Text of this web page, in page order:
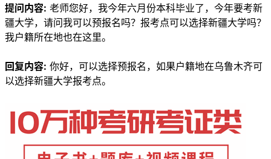
提问内容: 老师您好，我今年六月份本科毕业了，今年要考新
疆大学，请问我可以预报名吗？报考点可以选择新疆大学吗？
我户籍所在地也在这里。
回复内容: 你好，可以选择预报名，如果户籍地在乌鲁木齐可
以选择新疆大学报考点。